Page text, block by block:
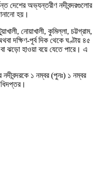
দেশের অভ্যন্তরীণ নদীবন্দরগুলোর
হয়।
নোয়াখালী, কুমিল্লা, চট্টগ্রাম,
দক্ষিণ-পূর্ব দিক থেকে ঘণ্টায় ৪৫
ঝড়ো হাওয়া বয়ে যেতে পারে। এ
১ নম্বর (পুনঃ) ১ নম্বর